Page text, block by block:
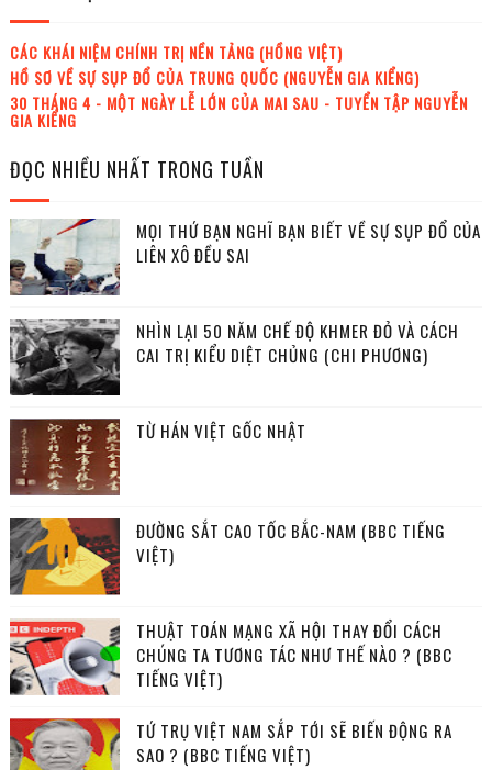
CÁC KHÁI NIỆM CHÍNH TRỊ NỀN TẢNG (HỒNG VIỆT)
HỒ SƠ VỀ SỰ SỤP ĐỔ CỦA TRUNG QUỐC (NGUYỄN GIA KIỂNG)
30 THÁNG 4 - MỘT NGÀY LỄ LỚN CỦA MAI SAU - TUYỂN TẬP NGUYỄN
GIA KIỂNG
ĐỌC NHIỀU NHẤT TRONG TUẦN
MỌI THỨ BẠN NGHĨ BẠN BIẾT VỀ SỰ SỤP ĐỔ CỦA
LIÊN XÔ ĐỀU SAI
NHÌN LẠI 50 NĂM CHẾ ĐỘ KHMER ĐỎ VÀ CÁCH
CAI TRỊ KIỂU DIỆT CHỦNG (CHI PHƯƠNG)
TỪ HÁN VIỆT GỐC NHẬT
ĐƯỜNG SẮT CAO TỐC BẮC-NAM (BBC TIẾNG
VIỆT)
THUẬT TOÁN MẠNG XÃ HỘI THAY ĐỔI CÁCH
CHÚNG TA TƯƠNG TÁC NHƯ THẾ NÀO ? (BBC
TIẾNG VIỆT)
TỨ TRỤ VIỆT NAM SẮP TỚI SẼ BIẾN ĐỘNG RA
SAO ? (BBC TIẾNG VIỆT)